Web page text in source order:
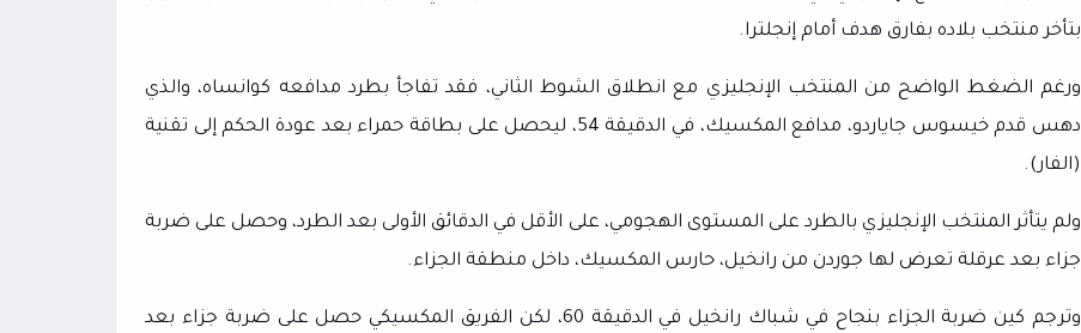
بتأخر منتخب بلاده بفارق هدف أمام إنجلترا.
ورغم الضغط الواضح من المنتخب الإنجليزي مع انطلاق الشوط الثاني، فقد تفاجأ بطرد مدافعه كوانساه، والذي
دهس قدم خيسوس جاياردو، مدافع المكسيك، في الدقيقة 54، ليحصل على بطاقة حمراء بعد عودة الحكم إلى تقنية
(الفار).
ولم يتأثر المنتخب الإنجليزي بالطرد على المستوى الهجومي، على الأقل في الدقائق الأولى بعد الطرد، وحصل على ضربة
جزاء بعد عرقلة تعرض لها جوردن من رانخيل، حارس المكسيك، داخل منطقة الجزاء.
وترجم كين ضربة الجزاء بنجاح في شباك رانخيل في الدقيقة 60، لكن الفريق المكسيكي حصل على ضربة جزاء بعد